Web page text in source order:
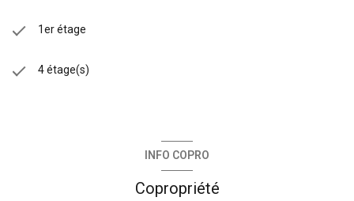
1er étage
4 étage(s)
INFO COPRO
Copropriété